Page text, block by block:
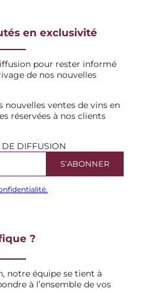
en exclusivité
pour rester informé
de nos nouvelles
nouvelles ventes de vins en
réservées à nos clients
DE DIFFUSION
?
notre équipe se tient à
à l’ensemble de vos